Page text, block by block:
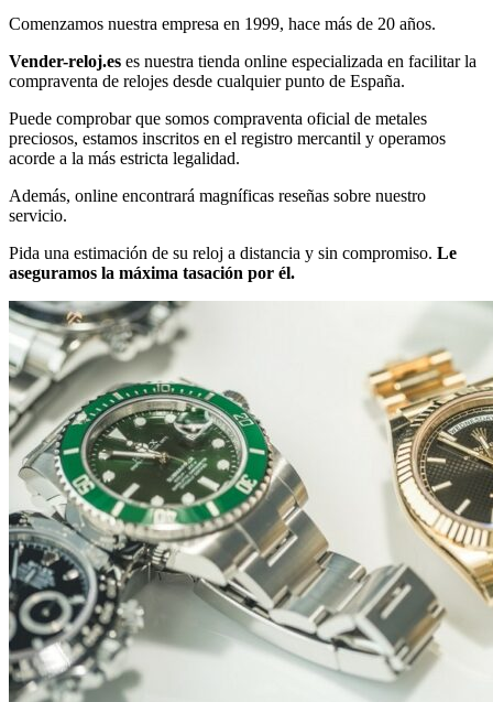
Comenzamos nuestra empresa en 1999, hace más de 20 años.
Vender-reloj.es es nuestra tienda online especializada en facilitar la
compraventa de relojes desde cualquier punto de España.
Puede comprobar que somos compraventa oficial de metales
preciosos, estamos inscritos en el registro mercantil y operamos
acorde a la más estricta legalidad.
Además, online encontrará magníficas reseñas sobre nuestro
servicio.
Pida una estimación de su reloj a distancia y sin compromiso. Le
aseguramos la máxima tasación por él.